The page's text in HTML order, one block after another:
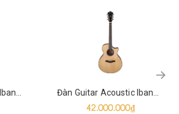
Đàn Guitar Acoustic Ibanez AAD400CE Natural Đàn Guitar Acoustic Ibanez AE410 Natural High Gloss
42.000.000₫
prev